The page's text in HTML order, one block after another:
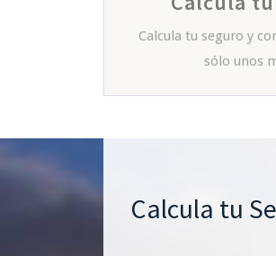
Calcula tu seguro y
sólo unos
Calcula tu